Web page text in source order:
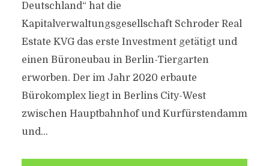
Deutschland“ hat die
Kapitalverwaltungsgesellschaft Schroder Real
Estate KVG das erste Investment getätigt und
einen Büroneubau in Berlin-Tiergarten
erworben. Der im Jahr 2020 erbaute
Bürokomplex liegt in Berlins City-West
zwischen Hauptbahnhof und Kurfürstendamm
und...